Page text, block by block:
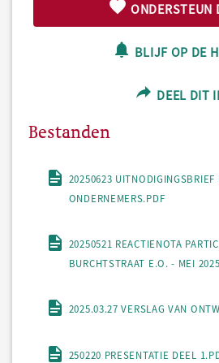
ONDERSTEUN
BLIJF OP DE
DEEL DIT
Bestanden
20250623 UITNODIGINGSBRIEF
ONDERNEMERS.PDF
20250521 REACTIENOTA
BURCHTSTRAAT E.O. - MEI
2025.03.27 VERSLAG VAN
250220 PRESENTATIE DEEL